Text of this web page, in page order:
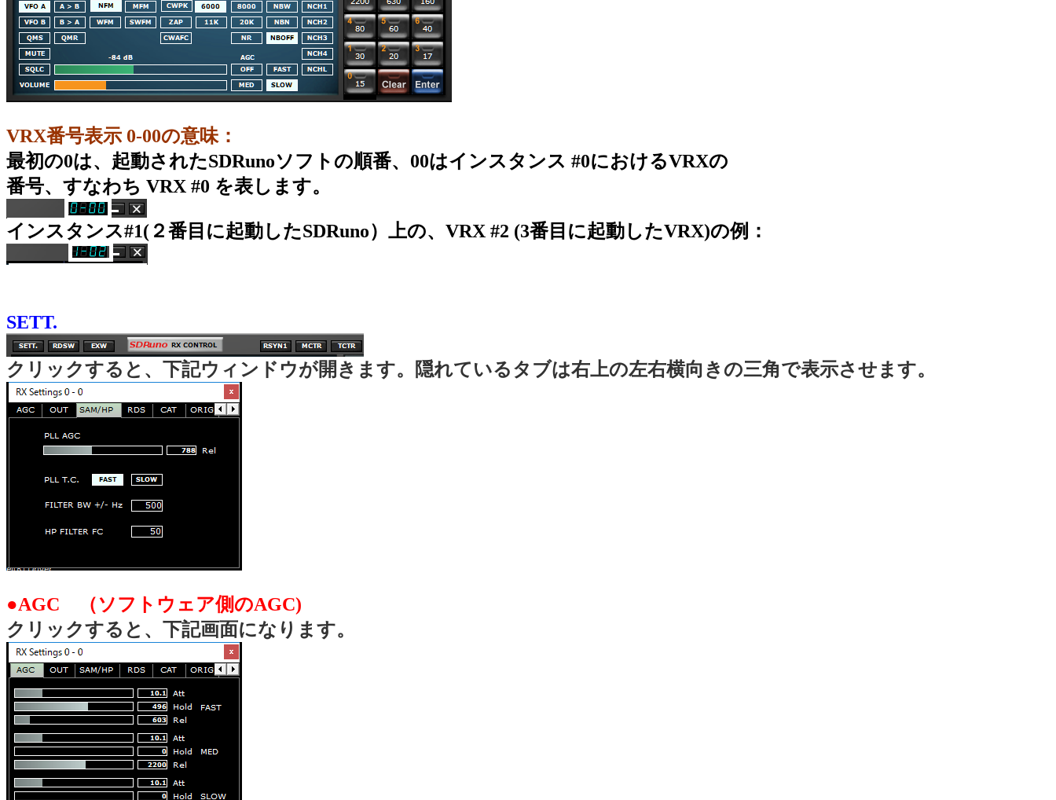
VRX番号表示 0-00の意味：
最初の0は、起動されたSDRunoソフトの順番、00はインスタンス #0におけるVRXの
番号、すなわち VRX #0 を表します。
インスタンス#1(２番目に起動したSDRuno）上の、VRX #2 (3番目に起動したVRX)の例：
SETT.
クリックすると、下記ウィンドウが開きます。隠れているタブは右上の左右横向きの三角で表示させます。
●AGC （ソフトウェア側のAGC)
クリックすると、下記画面になります。